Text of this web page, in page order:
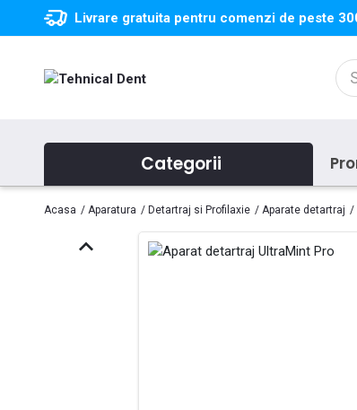
Livrare gratuita pentru comenzi de peste
Categorii
Acasa Aparatura Detartraj si Profilaxie Aparate detartraj
